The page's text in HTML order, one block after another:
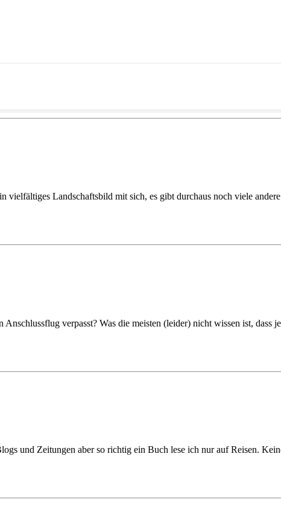
vielfältiges Landschaftsbild mit sich, es gibt durchaus noch viele
verpasst? Was die meisten (leider) nicht wissen ist, dass
und Zeitungen aber so richtig ein Buch lese ich nur auf Reisen.